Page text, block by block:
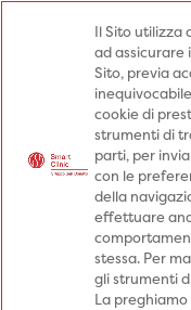
Prenota una visita
Prenota una visita
Specialità
Prestazioni
Patologie
Il Sito utilizza
ad assicurare
Sito, previa
cookie di
strumenti di
parti, per
con le
della
effettuare
stessa. Per
gli strumenti
La